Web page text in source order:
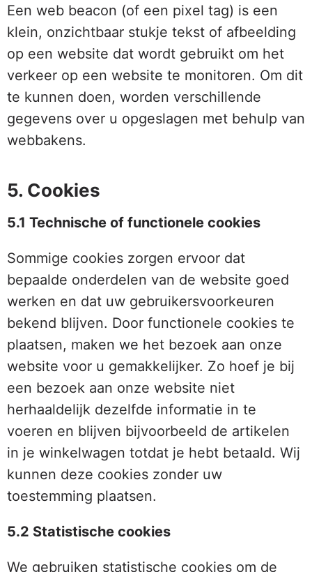
Een web beacon (of een pixel tag) is een
klein, onzichtbaar stukje tekst of afbeelding
op een website dat wordt gebruikt om het
verkeer op een website te monitoren. Om dit
te kunnen doen, worden verschillende
gegevens over u opgeslagen met behulp van
webbakens.
5. Cookies
5.1 Technische of functionele cookies
Sommige cookies zorgen ervoor dat
bepaalde onderdelen van de website goed
werken en dat uw gebruikersvoorkeuren
bekend blijven. Door functionele cookies te
plaatsen, maken we het bezoek aan onze
website voor u gemakkelijker. Zo hoef je bij
een bezoek aan onze website niet
herhaaldelijk dezelfde informatie in te
voeren en blijven bijvoorbeeld de artikelen
in je winkelwagen totdat je hebt betaald. Wij
kunnen deze cookies zonder uw
toestemming plaatsen.
5.2 Statistische cookies
We gebruiken statistische cookies om de